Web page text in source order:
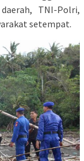
TNI-Polri,
setempat.